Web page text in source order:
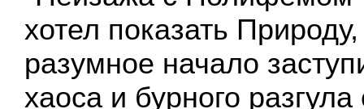
хотел показать
разумное начало
хаоса и бурного